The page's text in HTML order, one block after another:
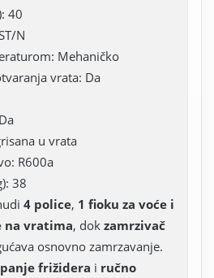
40
N
Mehaničko
vrata: Da
u vrata
R600a
38
4 police, 1 fioku za voće i
na vratima, dok zamrzivač
osnovno zamrzavanje.
frižidera i ručno